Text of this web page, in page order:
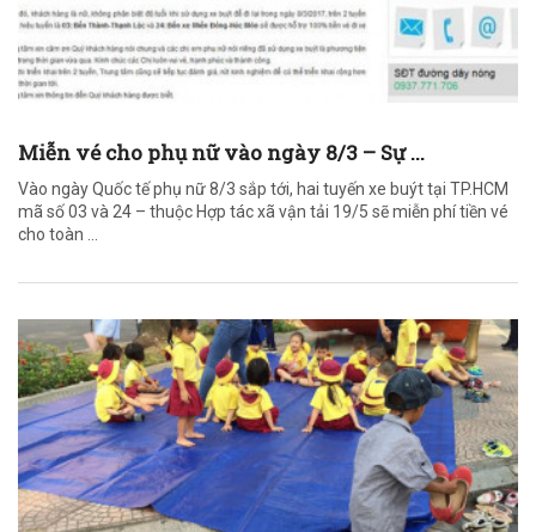
Miễn vé cho phụ nữ vào ngày 8/3 – Sự ...
Vào ngày Quốc tế phụ nữ 8/3 sắp tới, hai tuyến xe buýt tại TP.HCM
mã số 03 và 24 – thuộc Hợp tác xã vận tải 19/5 sẽ miễn phí tiền vé
cho toàn ...